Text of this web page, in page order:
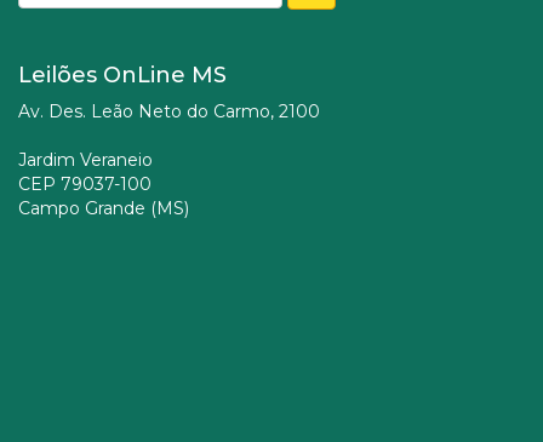
Leilões OnLine MS
Av. Des. Leão Neto do Carmo, 2100
Jardim Veraneio
CEP 79037-100
Campo Grande (MS)